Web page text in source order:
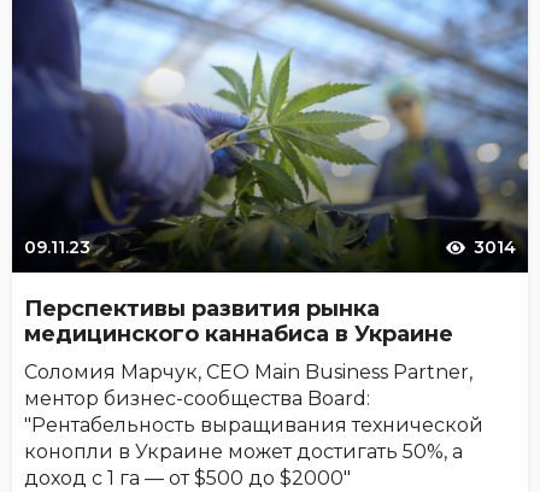
09.11.23 3014
Перспективы развития рынка
медицинского каннабиса в Украине
Соломия Марчук, СЕО Main Business Partner,
ментор бизнес-сообщества Board:
"Рентабельность выращивания технической
конопли в Украине может достигать 50%, а
доход с 1 га — от $500 до $2000"